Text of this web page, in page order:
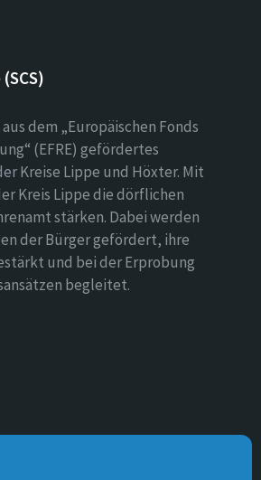
dem „Europäischen Fonds
(EFRE) gefördertes
Kreise Lippe und Höxter. Mit
Kreis Lippe die dörflichen
stärken. Dabei werden
der Bürger gefördert, ihre
und bei der Erprobung
begleitet.